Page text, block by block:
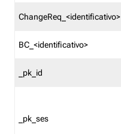
ChangeReq_<identificativo>
BC_<identificativo>
_pk_id
_pk_ses